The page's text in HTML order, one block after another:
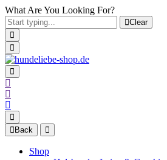
What Are You Looking For?
Clear
Back
Shop